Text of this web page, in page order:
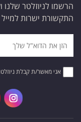
הרשמו לניוזלטר
התקשורת ישרות למייל
אני מאשר/ת קבלת